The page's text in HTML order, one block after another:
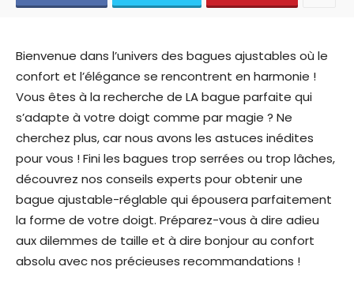
Bienvenue dans l’univers des bagues ajustables où le
confort et l’élégance se rencontrent en harmonie !
Vous êtes à la recherche de LA bague parfaite qui
s’adapte à votre doigt comme par magie ? Ne
cherchez plus, car nous avons les astuces inédites
pour vous ! Fini les bagues trop serrées ou trop lâches,
découvrez nos conseils experts pour obtenir une
bague ajustable-réglable qui épousera parfaitement
la forme de votre doigt. Préparez-vous à dire adieu
aux dilemmes de taille et à dire bonjour au confort
absolu avec nos précieuses recommandations !